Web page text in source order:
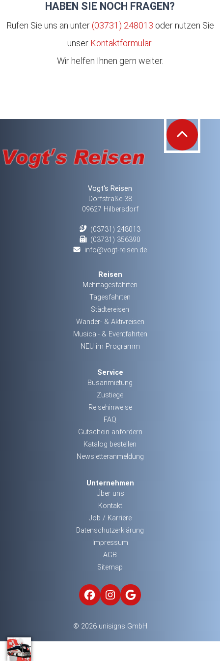
HABEN SIE NOCH FRAGEN?
Rufen Sie uns an unter (03731) 248013 oder nutzen Sie
unser Kontaktformular.
Wir helfen Ihnen gern weiter.
Vogt's Reisen
Dorfstraße 38
09627 Hilbersdorf
(03731) 248013
(03731) 356390
info@vogt-reisen.de
Reisen
Mehrtagesfahrten
Tagesfahrten
Städtereisen
Wander- & Aktivreisen
Musical- & Eventfahrten
NEU im Programm
Service
Busanmietung
Zustiege
Reisehinweise
FAQ
Gutschein anfordern
Katalog bestellen
Newsletteranmeldung
Unternehmen
Über uns
Kontakt
Job / Karriere
Datenschutzerklärung
Impressum
AGB
Sitemap
© 2026 unisigns GmbH